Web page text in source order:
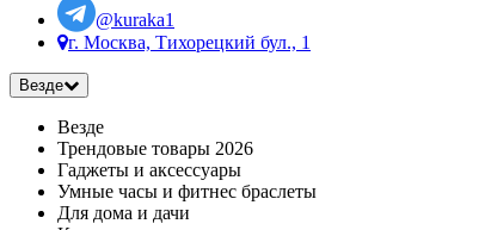
@kuraka1
г. Москва, Тихорецкий бул., 1
Везде
Везде
Трендовые товары 2026
Гаджеты и аксессуары
Умные часы и фитнес браслеты
Для дома и дачи